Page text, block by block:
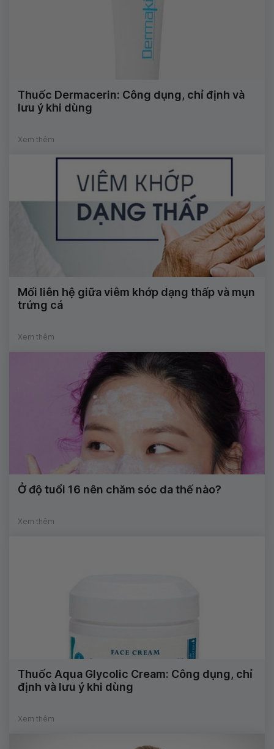
Thuốc Dermacerin: Công dụng, chỉ định và
lưu ý khi dùng
Xem thêm
Mối liên hệ giữa viêm khớp dạng thấp và mụn
trứng cá
Xem thêm
Ở độ tuổi 16 nên chăm sóc da thế nào?
Xem thêm
Thuốc Aqua Glycolic Cream: Công dụng, chỉ
định và lưu ý khi dùng
Xem thêm